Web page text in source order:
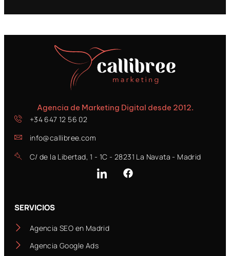
Agencia de Marketing Digital desde 2012.
+34 647 12 56 02
info@callibree.com
C/ de la Libertad, 1 - 1C - 28231 La Navata - Madrid
SERVICIOS
Agencia SEO en Madrid
Agencia Google Ads